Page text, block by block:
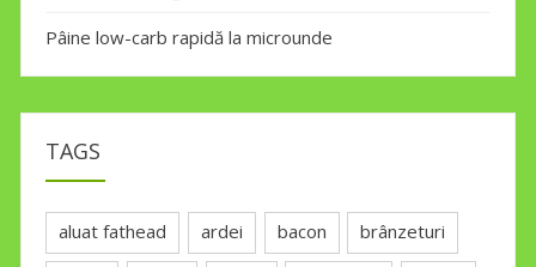
Pâine low-carb rapidă la microunde
TAGS
aluat fathead ardei bacon brânzeturi